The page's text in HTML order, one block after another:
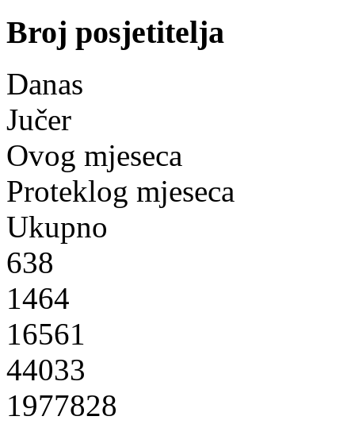
Broj posjetitelja
Danas
Jučer
Ovog mjeseca
Proteklog mjeseca
Ukupno
638
1464
16561
44033
1977828